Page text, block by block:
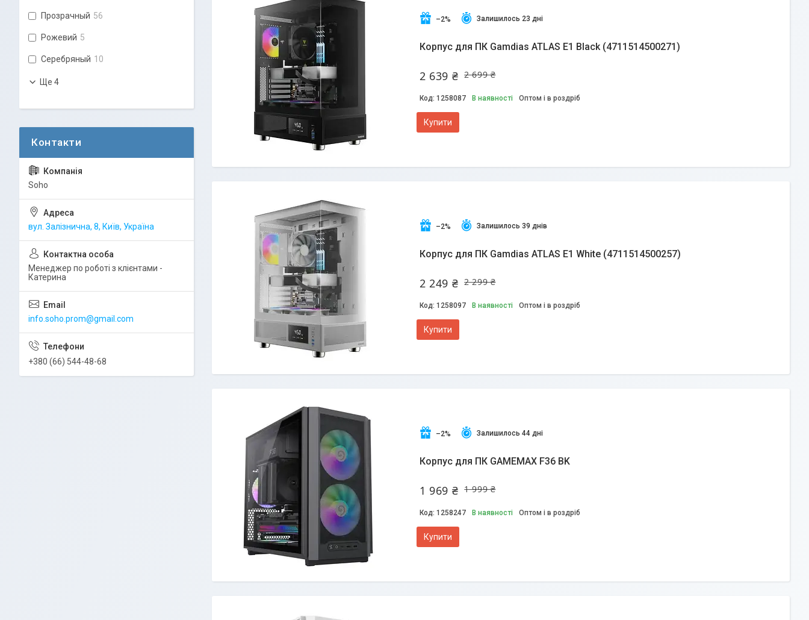
–2% Залишилось 23 дні
Корпус для ПК Gamdias ATLAS E1 Black (4711514500271)
2 699 ₴
2 639 ₴
1258087 В наявності Оптом і в роздріб
Купити
–2% Залишилось 39 днів
Корпус для ПК Gamdias ATLAS E1 White (4711514500257)
2 299 ₴
2 249 ₴
1258097 В наявності Оптом і в роздріб
Купити
–2% Залишилось 44 дні
Корпус для ПК GAMEMAX F36 BK
1 999 ₴
1 969 ₴
1258247 В наявності Оптом і в роздріб
Купити
Прозрачный 56
Рожевий 5
Серебряный 10
Ще 4
Soho
вул. Залізнична, 8, Київ, Україна
Менеджер по роботі з клієнтами -
Катерина
info.soho.prom@gmail.com
+380 (66) 544-48-68